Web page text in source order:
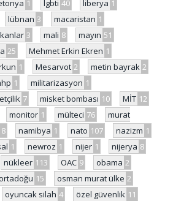
1 lgbti 40 liberya 1
lübnan 3 macaristan 1
3 mali 8 mayın 51
25 Mehmet Erkin Ekren 1
1 Mesarvot 2 metin bayrak 2
1 militarizasyon 1
7 misket bombası 10 MİT 12
monitor 1 mülteci 76
murat
8 namibya 1 nato 107 nazizm 1
1 newroz 1 nijer 1 nijerya 8
nükleer 113 OAC 9 obama 2
15 osman murat ülke 2
oyuncak silah 4 özel güvenlik 11